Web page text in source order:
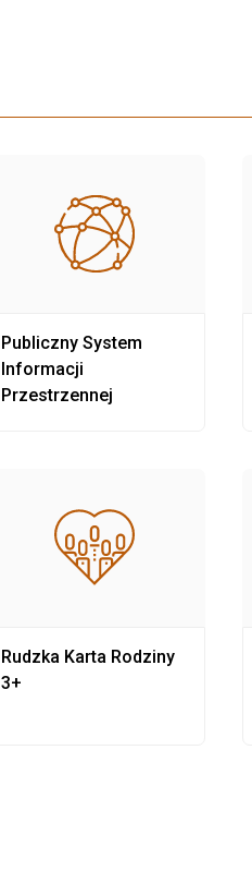
Publiczny System
Informacji
Przestrzennej
Rudzka Karta Rodziny
3+